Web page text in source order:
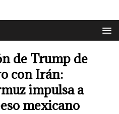
de Trump de
con Irán:
impulsa a
mexicano